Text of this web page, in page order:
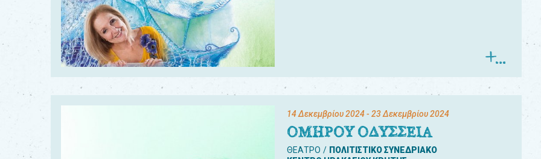
14 Δεκεμβρίου 2024- 23 Δεκεμβρίου 2024
ΟΜΗΡΟΥ ΟΔΥΣΣΕΙΑ
ΘΕΑΤΡΟ
ΠΟΛΙΤΙΣΤΙΚΟ ΣΥΝΕΔΡΙΑΚΟ